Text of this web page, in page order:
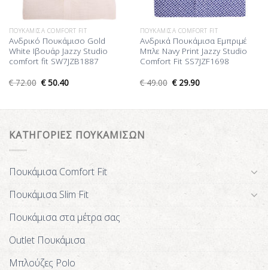
ΠΟΥΚΆΜΙΣΑ COMFORT FIT
Ανδρικό Πουκάμισο Gold
White Ιβουάρ Jazzy Studio
comfort fit SW7JZB1887
€72.00 €50.40
ΠΟΥΚΆΜΙΣΑ COMFORT FIT
Ανδρικά Πουκάμισα Εμπριμέ
Μπλε Navy Print Jazzy Studio
Comfort Fit SS7JZF1698
€49.00 €29.90
ΚΑΤΗΓΟΡΙΕΣ ΠΟΥΚΑΜΙΣΩΝ
Πουκάμισα Comfort Fit
Πουκάμισα Slim Fit
Πουκάμισα στα μέτρα σας
Outlet Πουκάμισα
Μπλούζες Polo